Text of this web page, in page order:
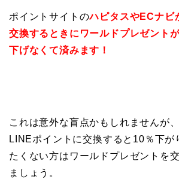
ポイントサイトのハピタスやECナビ
交換するときにワールドプレゼント
下げなくて済みます！
これは意外な盲点かもしれませんが
LINEポイントに交換すると10％下が
たくない方はワールドプレゼントを
ましょう。